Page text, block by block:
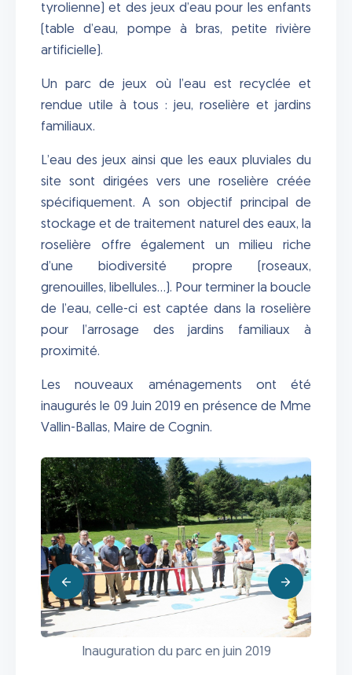
tyrolienne) et des jeux d’eau pour les enfants
(table d’eau, pompe à bras, petite rivière
artificielle).
Un parc de jeux où l’eau est recyclée et
rendue utile à tous : jeu, roselière et jardins
familiaux.
L’eau des jeux ainsi que les eaux pluviales du
site sont dirigées vers une roselière créée
spécifiquement. A son objectif principal de
stockage et de traitement naturel des eaux, la
roselière offre également un milieu riche
d’une biodiversité propre (roseaux,
grenouilles, libellules…). Pour terminer la boucle
de l’eau, celle-ci est captée dans la roselière
pour l’arrosage des jardins familiaux à
proximité.
Les nouveaux aménagements ont été
inaugurés le 09 Juin 2019 en présence de Mme
Vallin-Ballas, Maire de Cognin.
Inauguration du parc en juin 2019